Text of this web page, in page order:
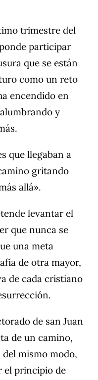
trimestre del
participar
que se están
como un reto
encendido en
y
que llegaban a
gritando
allá».
levantar el
que nunca se
una meta
de otra mayor,
de cada cristiano
de san Juan
de un camino,
mismo modo,
el principio de